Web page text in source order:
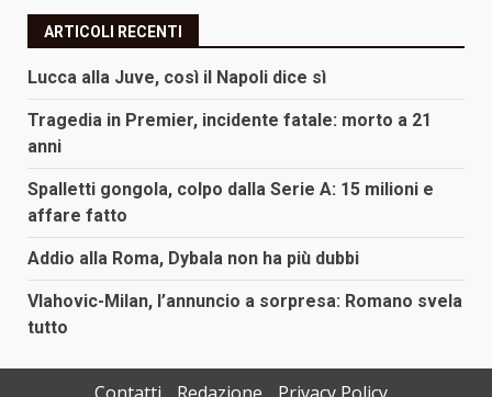
degli
articoli
ARTICOLI RECENTI
Lucca alla Juve, così il Napoli dice sì
Tragedia in Premier, incidente fatale: morto a 21
anni
Spalletti gongola, colpo dalla Serie A: 15 milioni e
affare fatto
Addio alla Roma, Dybala non ha più dubbi
Vlahovic-Milan, l’annuncio a sorpresa: Romano svela
tutto